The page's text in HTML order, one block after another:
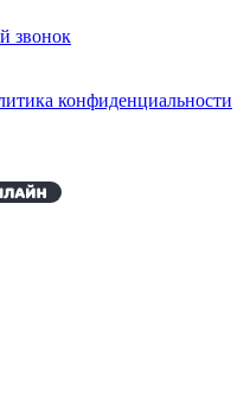
звонок
конфиденциальности